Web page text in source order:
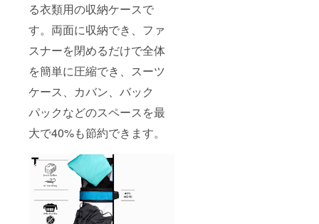
る衣類用の収納ケースで
す。両面に収納でき、ファ
スナーを閉めるだけで全体
を簡単に圧縮でき、スーツ
ケース、カバン、バック
パックなどのスペースを最
大で40%も節約できます。